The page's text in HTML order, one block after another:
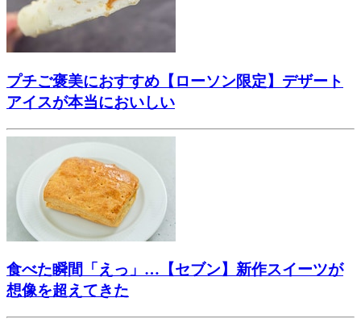
プチご褒美におすすめ【ローソン限定】デザート
アイスが本当においしい
食べた瞬間「えっ」…【セブン】新作スイーツが
想像を超えてきた